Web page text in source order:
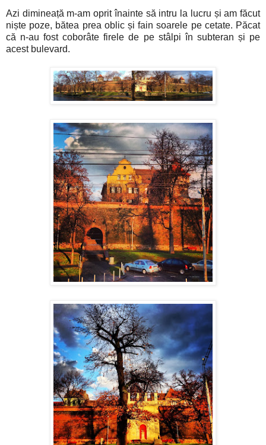
Azi dimineață m-am oprit înainte să intru la lucru și am făcut
niște poze, bătea prea oblic și fain soarele pe cetate. Păcat
că n-au fost coborâte firele de pe stâlpi în subteran și pe
acest bulevard.